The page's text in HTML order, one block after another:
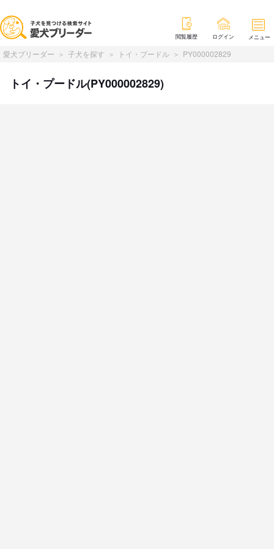
閲覧履歴 ログイン メニュー
愛犬ブリーダー 子犬を探す トイ・プードル PY000002829
トイ・プードル(PY000002829)